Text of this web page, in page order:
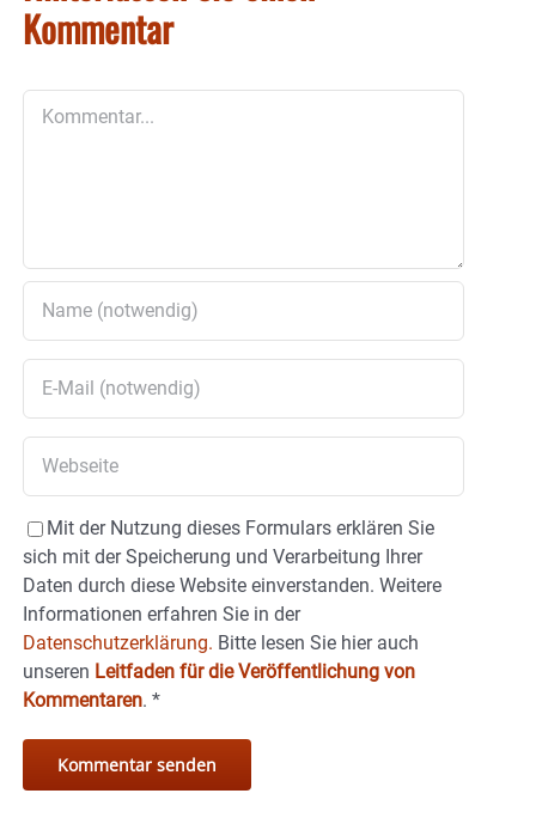
Kommentar
Mit der Nutzung dieses Formulars erklären Sie
sich mit der Speicherung und Verarbeitung Ihrer
Daten durch diese Website einverstanden. Weitere
Informationen erfahren Sie in der
Datenschutzerklärung. Bitte lesen Sie hier auch
unseren Leitfaden für die Veröffentlichung von
Kommentaren. *